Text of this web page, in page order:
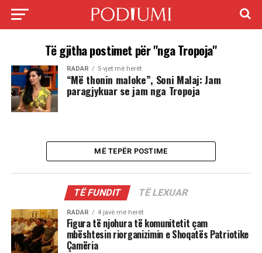
Të gjitha postimet për "nga Tropoja"
RADAR 5 vjet më herët
“Më thonin maloke”, Soni Malaj: Jam
paragjykuar se jam nga Tropoja
MË TEPËR POSTIME
TË FUNDIT TË LEXUAR
RADAR 4 javë më herët
Figura të njohura të komunitetit çam
mbështesin riorganizimin e Shoqatës Patriotike
Çamëria